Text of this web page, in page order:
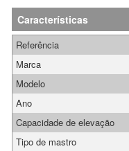
Características
Referência
Marca
Modelo
Ano
Capacidade de elevação
Tipo de mastro